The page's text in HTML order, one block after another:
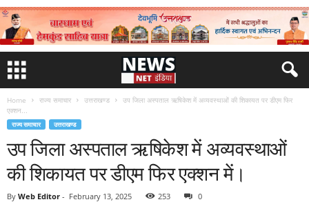
Home राज्य समाचार उत्तराखण्ड
उप जिला अस्पताल ऋषिकेश में अव्यवस्थाओं की शिकायत पर डीएम फिर
एक्शन...
राज्य समाचार उत्तराखण्ड
उप जिला अस्पताल ऋषिकेश में अव्यवस्थाओं
की शिकायत पर डीएम फिर एक्शन में।
By Web Editor - February 13, 2025 253 0